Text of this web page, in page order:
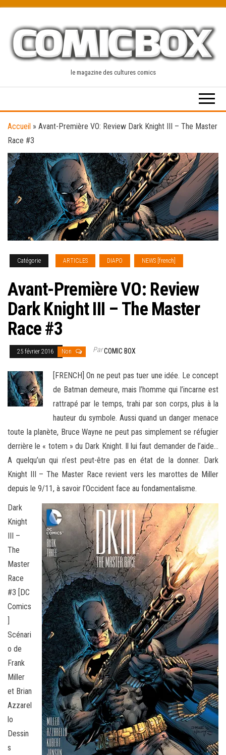
content
le magazine des cultures comics
Accueil » Avant-Première VO: Review Dark Knight III – The Master
Race #3
Catégorie ARTICLES DIAPO NEWS [french]
Avant-Première VO: Review
Dark Knight III – The Master
Race #3
25 février 2016 Non ParCOMIC BOX
[FRENCH] On ne peut pas tuer une idée. Le concept
de Batman demeure, mais l’homme qui l’incarne est
rattrapé par le temps, trahi par son corps, plus à la
hauteur du symbole. Aussi quand un danger menace
toute la planète, Bruce Wayne ne peut pas simplement se réfugier
derrière le « totem » du Dark Knight. Il lui faut demander de l’aide…
A quelqu’un qui n’est peut-être pas en état de la donner. Dark
Knight III – The Master Race revient vers les marottes de Miller
depuis le 9/11, à savoir l’Occident face au fondamentalisme.
Dark
Knight
III –
The
Master
Race
#3 [DC
Comics
]
Scénari
o de
Frank
Miller
et Brian
Azzarel
lo
Dessin
s